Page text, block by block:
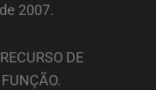
2007.
DE